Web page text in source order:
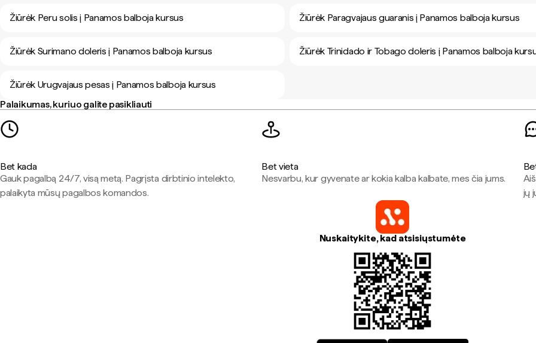
Žiūrėk Peru solis į Panamos balboja kursus Žiūrėk Paragvajaus guaranis į Panamos balboja kursus
Žiūrėk Surimano doleris į Panamos balboja kursus Žiūrėk Trinidado ir Tobago doleris į Panamos balboja
Žiūrėk Urugvajaus pesas į Panamos balboja kursus
Palaikumas, kuriuo galite pasikliauti
Bet kada
Gauk pagalbą 24/7, visą metą. Pagrįsta dirbtinio intelekto,
palaikyta mūsų pagalbos komandos.
Bet vieta
Nesvarbu, kur gyvenate ar kokia kalba kalbate, mes čia jums.
jų
Nuskaitykite, kad atsisiųstumėte